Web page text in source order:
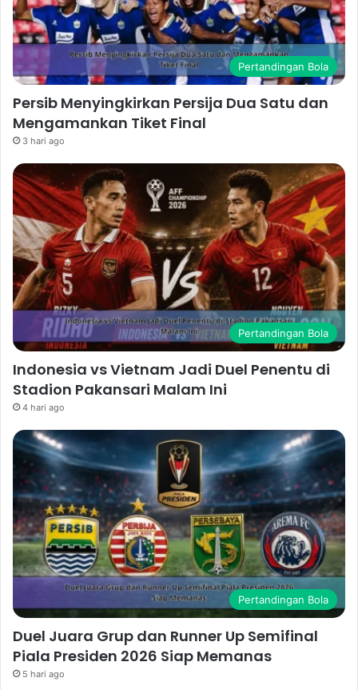
Pertandingan Bola
Persib Menyingkirkan Persija Dua Satu dan
Mengamankan Tiket Final
3 hari ago
Pertandingan Bola
Indonesia vs Vietnam Jadi Duel Penentu di
Stadion Pakansari Malam Ini
4 hari ago
Pertandingan Bola
Duel Juara Grup dan Runner Up Semifinal
Piala Presiden 2026 Siap Memanas
5 hari ago